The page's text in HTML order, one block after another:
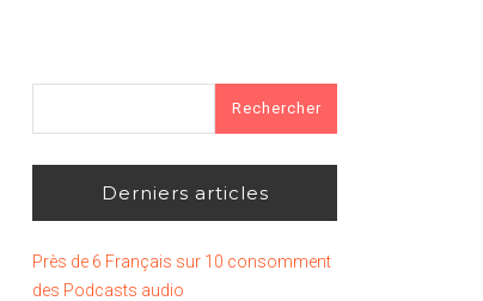
Derniers articles
Près de 6 Français sur 10 consomment
des Podcasts audio